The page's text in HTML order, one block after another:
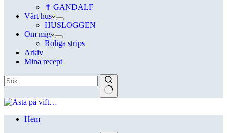
✝ GANDALF
Vårt hus
HUSLOGGEN
Om mig
Roliga strips
Arkiv
Mina recept
Hem